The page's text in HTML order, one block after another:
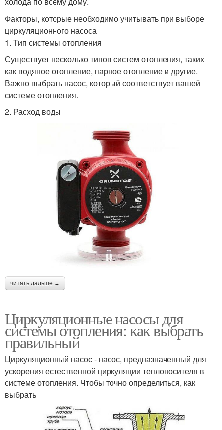
Факторы, которые необходимо учитывать при выборе
циркуляционного насоса
1. Тип системы отопления
Существует несколько типов систем отопления, таких
как водяное отопление, парное отопление и другие.
Важно выбрать насос, который соответствует вашей
системе отопления.
2. Расход воды
читать дальше →
Циркуляционные насосы для
системы отопления: как выбрать
правильный
Циркуляционный насос - насос, предназначенный для
ускорения естественной циркуляции теплоносителя в
системе отопления. Чтобы точно определиться, как
выбрать